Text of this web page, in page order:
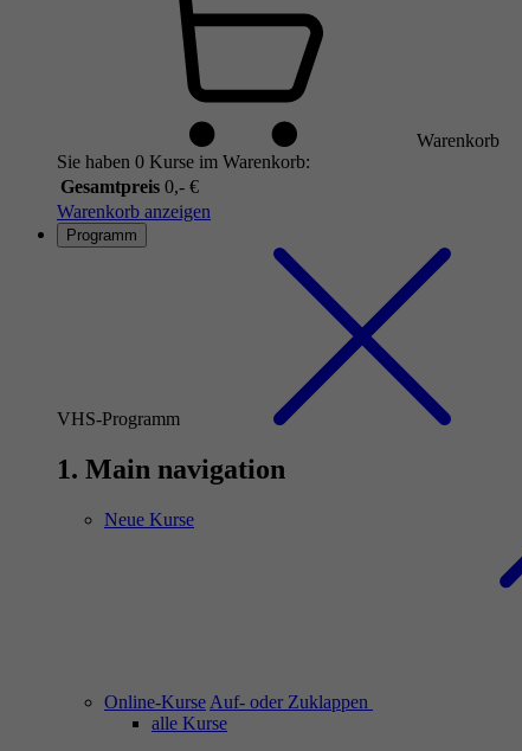
Warenkorb
Sie haben 0 Kurse im Warenkorb:
Gesamtpreis 0,- €
Warenkorb anzeigen
Programm
VHS-Programm
1. Main navigation
Neue Kurse
Online-Kurse Auf- oder Zuklappen
alle Kurse